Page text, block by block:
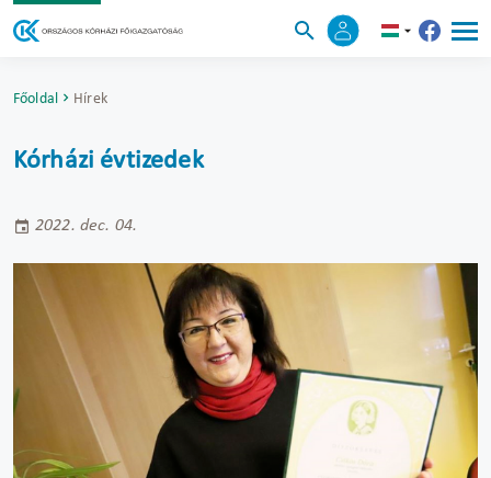
Főoldal Hírek
Kórházi évtizedek
2022. dec. 04.